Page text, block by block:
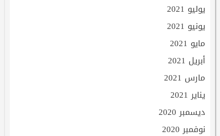
يوليو 2021
يونيو 2021
مايو 2021
أبريل 2021
مارس 2021
يناير 2021
ديسمبر 2020
نوفمبر 2020